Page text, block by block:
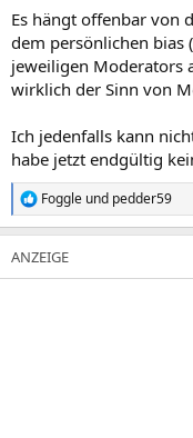
Es hängt offenbar von
dem persönlichen bias
jeweiligen Moderators
wirklich der Sinn von
Ich jedenfalls kann
habe jetzt endgültig
R
e
a
k
t
Foggle und pedder59